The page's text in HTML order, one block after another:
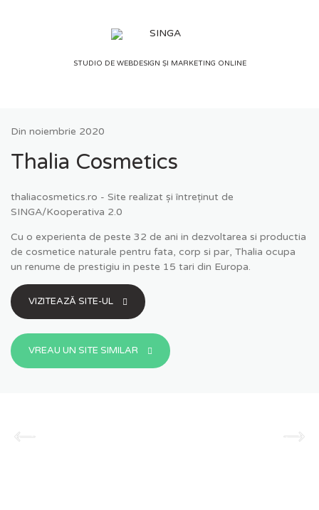
STUDIO DE WEBDESIGN ȘI MARKETING ONLINE
Din noiembrie 2020
Thalia Cosmetics
thaliacosmetics.ro - Site realizat și întreținut de
SINGA/Kooperativa 2.0
Cu o experienta de peste 32 de ani in dezvoltarea si productia
de cosmetice naturale pentru fata, corp si par, Thalia ocupa
un renume de prestigiu in peste 15 tari din Europa.
VIZITEAZĂ SITE-UL
VREAU UN SITE SIMILAR